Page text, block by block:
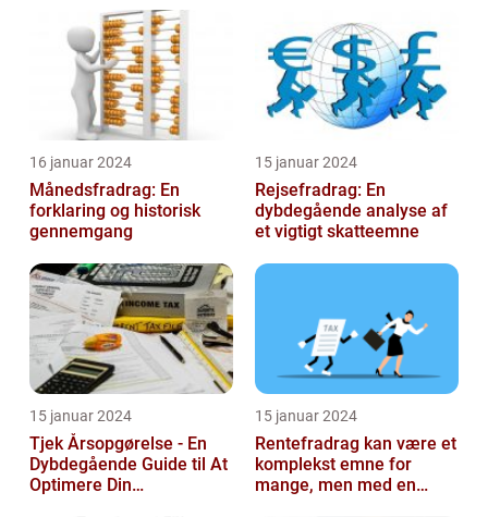
skattefritagelsesprogram
for inves...
16 januar 2024
Månedsfradrag: En
forklaring og historisk
gennemgang
15 januar 2024
Rejsefradrag: En
dybdegående analyse af
et vigtigt skatteemne
15 januar 2024
Tjek Årsopgørelse - En
Dybdegående Guide til At
Optimere Din
15 januar 2024
Rentefradrag kan være et
komplekst emne for
mange, men med en